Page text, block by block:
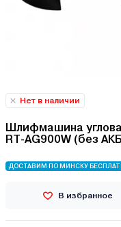
Нет в наличии
Шлифмашина
RT-AG900W (без
ДОСТАВИМ ПО МИНСКУ
В избранное